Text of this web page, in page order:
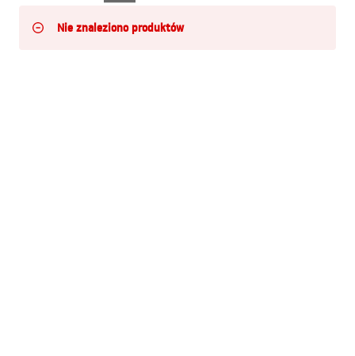
Nie znaleziono produktów